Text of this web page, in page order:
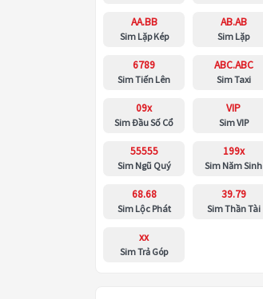
AA.BB
Sim Lặp Kép
AB.AB
Sim Lặp
6789
Sim Tiến Lên
ABC.ABC
Sim Taxi
09x
Sim Đầu Số Cổ
VIP
Sim VIP
55555
Sim Ngũ Quý
199x
Sim Năm Sinh
68.68
Sim Lộc Phát
39.79
Sim Thần Tài
xx
Sim Trả Góp